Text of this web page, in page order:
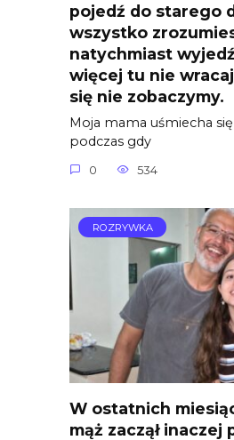
pojedź do starego
wszystko
natychmiast
więcej tu nie
się nie zobaczymy.
Moja mama uśmiecha
podczas gdy
0 534
ROZRYWKA
W ostatnich
mąż zaczął inaczej